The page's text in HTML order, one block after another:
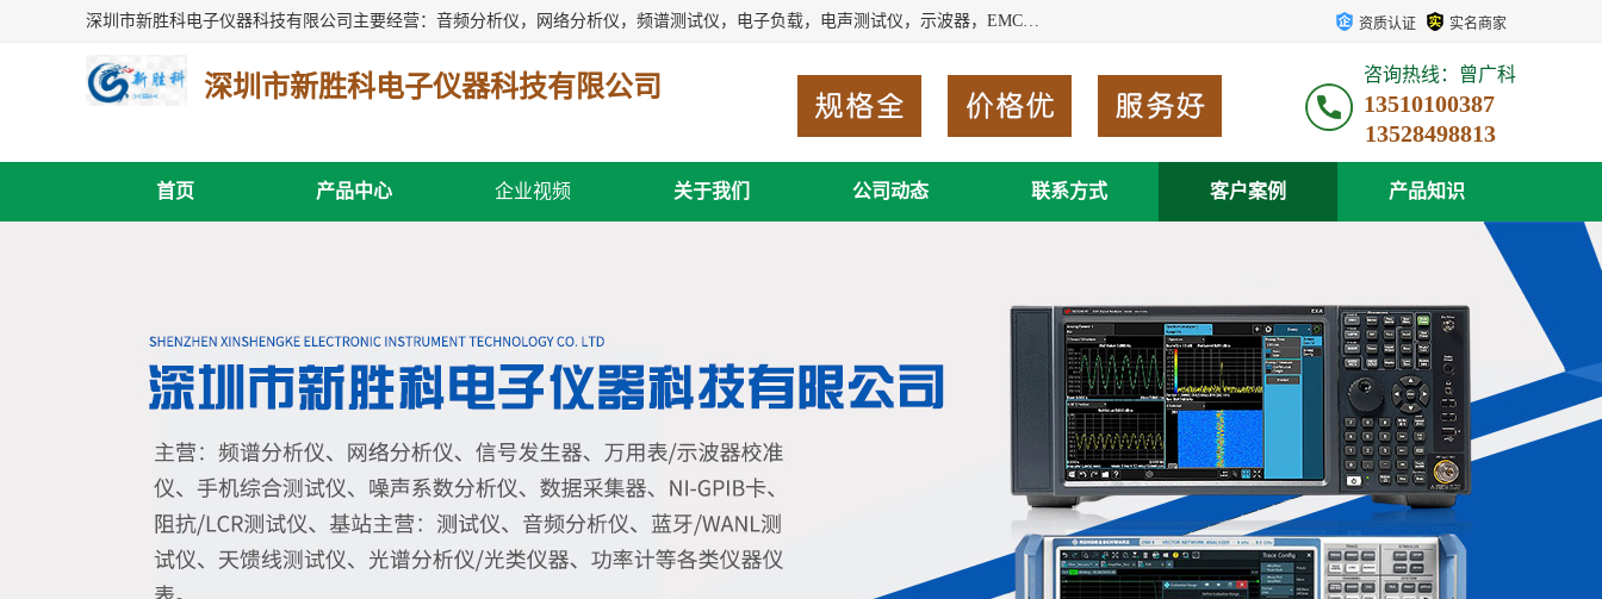
深圳市新胜科电子仪器科技有限公司主要经营：音频分析仪，网络分析仪，频谱测试仪，电子负载，电声测试仪，示波器，EMC电磁兼容测，调制分析仪，LCR测量仪，数字电桥，三相标准源，音频扫频仪，时钟检测仪，信号发生器，电子表，万用表，功率计，喇叭测试仪，综合测试仪等；深圳市新胜科电子仪器科技有限公司希望能与您成为合作伙伴 资质认证 实名商家
深圳市新胜科电子仪器科技有限公司 咨询热线：曾广科
13510100387
首页 产品中心 企业视频 关于我们 公司动态 联系方式 客户案例 产品知识